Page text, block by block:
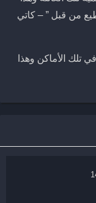
من قبل ” – كاتي
تلك الأماكن وهذا